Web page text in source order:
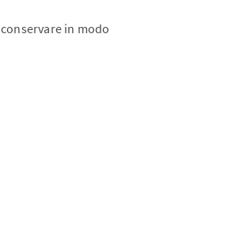
in modo